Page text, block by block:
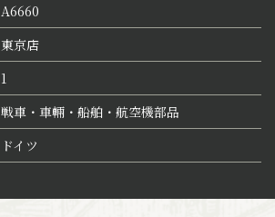
A6660
東京店
1
戦車・車輛・船舶・航空機部品
ドイツ